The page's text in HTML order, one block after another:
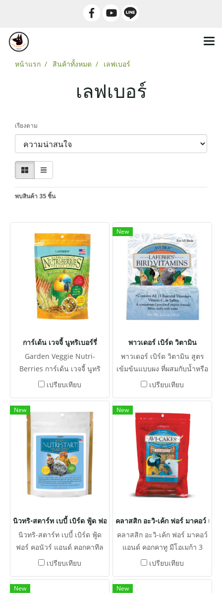
หน้าแรก สินค้าทั้งหมด เลฟเบอร์
เลฟเบอร์
เรียงตาม
พบสินค้า 35 ชิ้น
การ์เด้น เวจจี้ นูทริเบอร์รี่
Garden Veggie Nutri-
Berries การ์เด้น เวจจี้ นูทริ
เบอร์รี่ มีวิตามินและแร่ธาตุที่
พร้อมด้วยแครอท ถั่ว บร็อคโคลี่
และข้าวโพด เป็นวิธีการกินที่
สมบูรณ์แบบเพื่อนกได้รับทั้งผัก
และเม็ด 20% อีกด้วย
เปรียบเทียบ
New
พาวเดอร์ เบิร์ด วิตามิน
พาวเดอร์ เบิร์ด วิตามิน สูตร
เข้มข้นแบบผง ที่ผสมกับน้ำหรือ
อาหารได้ง่าย และประกอบด้วย
เพื่อต่อสู้กับโรคภัยไข้เจ็บและ
ความเครียด
เปรียบเทียบ
New
นิวทริ-สตาร์ท เบบี้ เบิร์ด ฟู้ด ฟอร์ คอนัวร์ แอนด์ คอกคาทีล
นิวทริ-สตาร์ท เบบี้ เบิร์ด ฟู้ด
ฟอร์ คอนัวร์ แอนด์ คอกคาทีล
ปรับสมดุลของกรดไขมันโอเม
ระบบภูมิคุ้มกัน นอกจากนี้เรายัง
เปรียบเทียบ
New
คลาสสิก อะวิ-เค้ก ฟอร์ มาคอว์ แอ
คลาสสิก อะวิ-เค้ก ฟอร์ มาคอว์
แอนด์ คอกคาทู มีโอเมก้า 3
และ 6 ที่สมดุลเพื่อส่งเสริม
ปรับปรุงคุณภาพของผิวหนัง
เปรียบเทียบ
New New